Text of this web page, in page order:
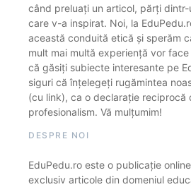
când preluați un articol, părți
care v-a inspirat. Noi, la
această conduită etică și sperăm
mult mai multă experiență vor
că găsiți subiecte interesante pe
siguri că înțelegeți rugămintea
(cu link), ca o declarație reciprocă
profesionalism. Vă mulțumim!
DESPRE NOI
EduPedu.ro este o publicație
exclusiv articole din domeniul